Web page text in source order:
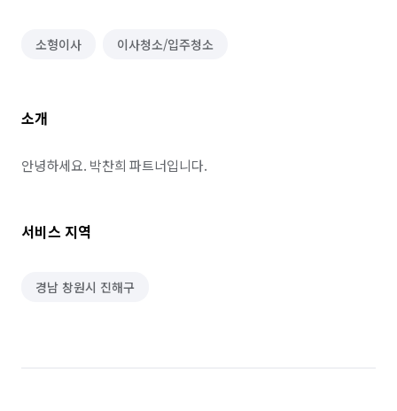
소형이사 이사청소/입주청소
소개
안녕하세요. 박찬희 파트너입니다.
서비스 지역
경남 창원시 진해구